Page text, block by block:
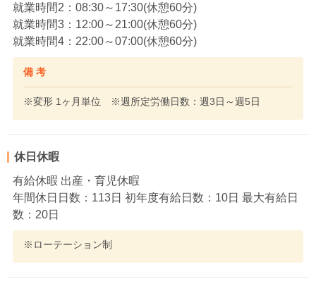
就業時間2：08:30～17:30(休憩60分)
就業時間3：12:00～21:00(休憩60分)
就業時間4：22:00～07:00(休憩60分)
備 考
※変形 1ヶ月単位 ※週所定労働日数：週3日～週5日
休日休暇
有給休暇 出産・育児休暇
年間休日日数：113日 初年度有給日数：10日 最大有給日
数：20日
※ローテーション制